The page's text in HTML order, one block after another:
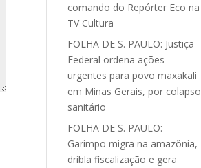
comando do Repórter Eco na
TV Cultura
FOLHA DE S. PAULO: Justiça
Federal ordena ações
urgentes para povo maxakali
em Minas Gerais, por colapso
sanitário
FOLHA DE S. PAULO:
Garimpo migra na amazônia,
dribla fiscalização e gera